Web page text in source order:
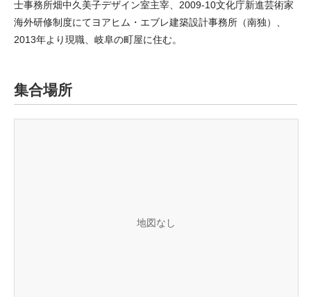
士事務所畑中久美子デザイン室主宰、2009-10文化庁新進芸術家
海外研修制度にてヨアヒム・エブレ建築設計事務所（南独）、
2013年より現職、岐阜の町屋に住む。
集合場所
地図なし